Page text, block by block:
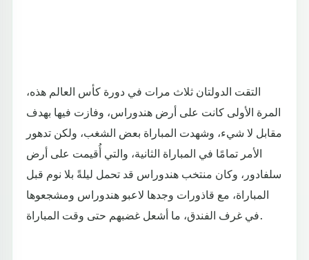
التقت الدولتان ثلاث مرات في دورة كأس العالم هذه،
المرة الأولى كانت على أرض هندوراس، وفازت فيها بهدف
مقابل لا شيء، وشهدت المباراة بعض الشغب، ولكن تدهور
الأمر تمامًا في المباراة الثانية، والتي أُقيمت على أرض
سلفادور، وكان منتخب هندوراس قد تحمل ليلةً بلا نوم قبل
المباراة، مع قاذورات وجدها لاعبو هندوراس ومشجعوها
في غرف الفندق، ما أشعل غضبهم حتى وقت المباراة.